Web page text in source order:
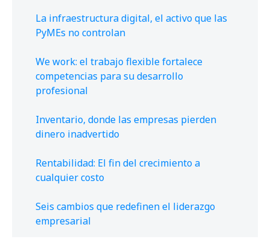
La infraestructura digital, el activo que las
PyMEs no controlan
We work: el trabajo flexible fortalece
competencias para su desarrollo
profesional
Inventario, donde las empresas pierden
dinero inadvertido
Rentabilidad: El fin del crecimiento a
cualquier costo
Seis cambios que redefinen el liderazgo
empresarial